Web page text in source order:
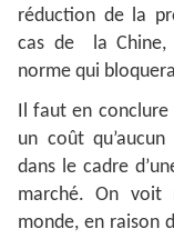
réduction de la
cas de la Chine,
norme qui
Il faut en conclure
un coût
dans le cadre
marché. On voit
monde, en raison